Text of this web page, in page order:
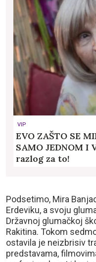
VIP
EVO ZAŠTO SE
SAMO JEDNOM I
razlog za to!
Podsetimo, Mira
Erdeviku, a svoju
Državnoj glumačkoj
Rakitina. Tokom
ostavila je neizbrisiv
predstavama,